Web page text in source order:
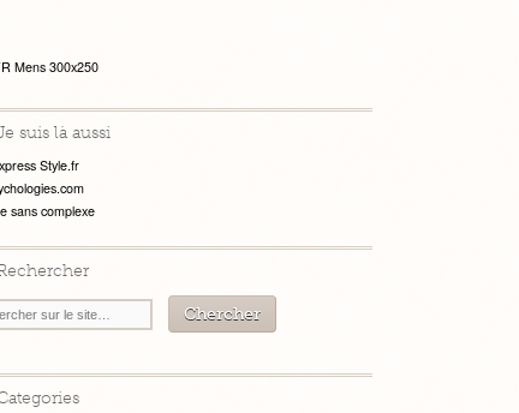
suis là aussi
Style.fr
sans complexe